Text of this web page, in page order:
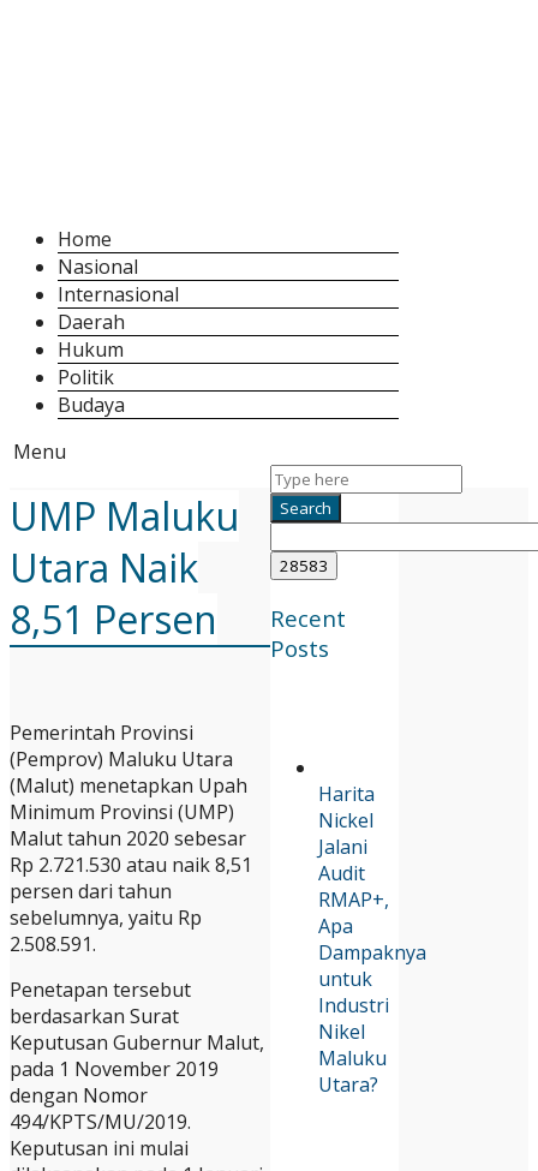
Home
Nasional
Internasional
Daerah
Hukum
Politik
Budaya
Menu
Recent
Posts
Harita
Nickel
Jalani
Audit
RMAP+,
Apa
Dampaknya
untuk
Industri
Nikel
Maluku
Utara?
UMP Maluku
Utara Naik
8,51 Persen
Pemerintah Provinsi
(Pemprov) Maluku Utara
(Malut) menetapkan Upah
Minimum Provinsi (UMP)
Malut tahun 2020 sebesar
Rp 2.721.530 atau naik 8,51
persen dari tahun
sebelumnya, yaitu Rp
2.508.591.
Penetapan tersebut
berdasarkan Surat
Keputusan Gubernur Malut,
pada 1 November 2019
dengan Nomor
494/KPTS/MU/2019.
Keputusan ini mulai